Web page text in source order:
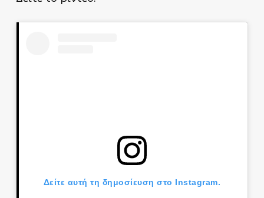
Δείτε αυτή τη δημοσίευση στο Instagram.